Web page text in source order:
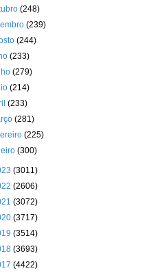
(248)
(239)
(244)
(233)
(279)
(214)
(233)
(281)
(225)
(300)
(3011)
(2606)
(3072)
(3717)
(3514)
(3693)
(4422)